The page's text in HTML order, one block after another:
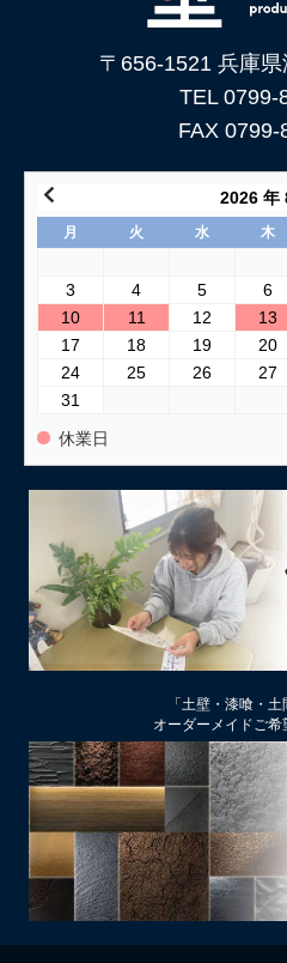
〒656-1521 兵庫
TEL 0799-
FAX 0799-
2026 年
月 火 水 木
3
4 5 6
10
11 12 13
17
18 19 20
24
25 26 27
31
休業日
「土壁・漆喰・
オーダーメイドご希